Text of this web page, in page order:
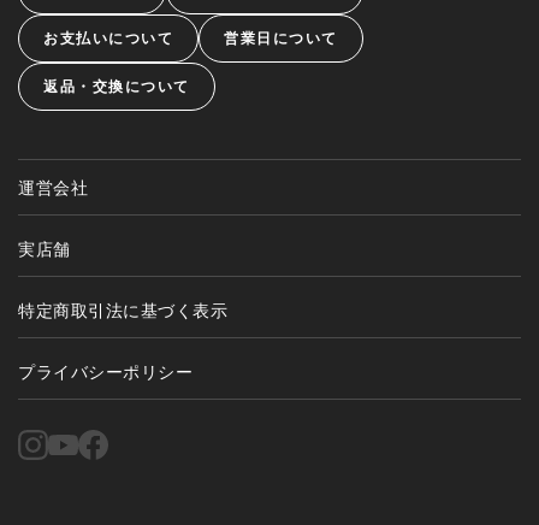
お支払いについて 営業日について
返品・交換について
運営会社
実店舗
特定商取引法に基づく表示
プライバシーポリシー